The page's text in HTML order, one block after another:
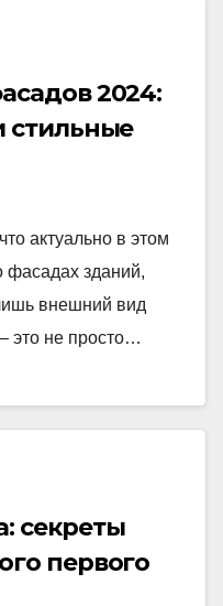
2024:
стильные
актуально в этом
фасадах зданий,
внешний вид
это не просто…
секреты
первого